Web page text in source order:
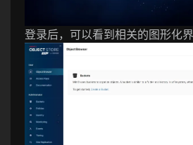
登录后，可以看到相关的图形化